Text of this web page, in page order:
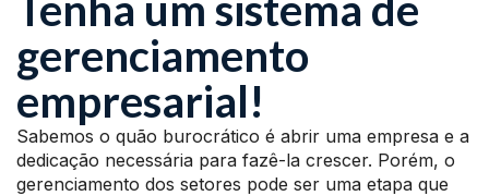
gerenciamento
empresarial!
Sabemos o quão burocrático é abrir uma empresa e a
dedicação necessária para fazê-la crescer. Porém, o
gerenciamento dos setores pode ser uma etapa que